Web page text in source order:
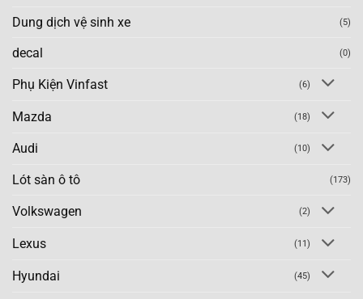
Dung dịch vệ sinh xe (5)
decal (0)
Phụ Kiện Vinfast (6)
Mazda (18)
Audi (10)
Lót sàn ô tô (173)
Volkswagen (2)
Lexus (11)
Hyundai (45)